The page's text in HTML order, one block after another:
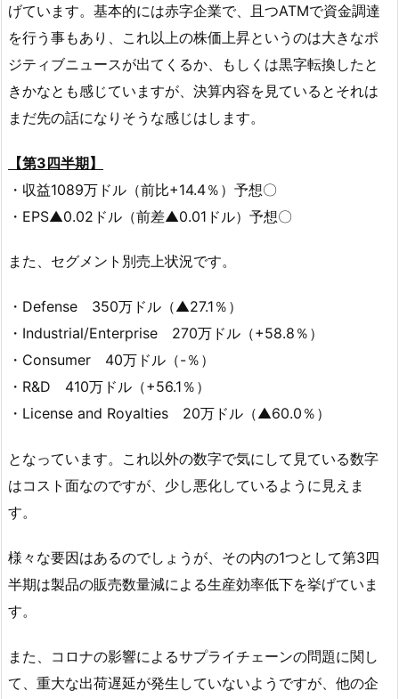
げています。基本的には赤字企業で、且つATMで資金調達
を行う事もあり、これ以上の株価上昇というのは大きなポ
ジティブニュースが出てくるか、もしくは黒字転換したと
きかなとも感じていますが、決算内容を見ているとそれは
まだ先の話になりそうな感じはします。
【第3四半期】
・収益1089万ドル（前比+14.4％）予想〇
・EPS▲0.02ドル（前差▲0.01ドル）予想〇
また、セグメント別売上状況です。
・Defense 350万ドル（▲27.1％）
・Industrial/Enterprise 270万ドル（+58.8％）
・Consumer 40万ドル（-％）
・R&D 410万ドル（+56.1％）
・License and Royalties 20万ドル（▲60.0％）
となっています。これ以外の数字で気にして見ている数字
はコスト面なのですが、少し悪化しているように見えま
す。
様々な要因はあるのでしょうが、その内の1つとして第3四
半期は製品の販売数量減による生産効率低下を挙げていま
す。
また、コロナの影響によるサプライチェーンの問題に関し
て、重大な出荷遅延が発生していないようですが、他の企